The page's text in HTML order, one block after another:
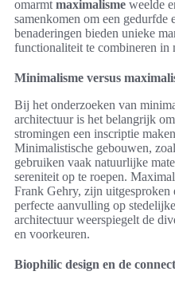
omarmt maximalisme weelde
samenkomen om een gedurfde
benaderingen bieden unieke
functionaliteit te combineren in
Minimalisme versus
Bij het onderzoeken van
architectuur is het belangrijk
stromingen een inscriptie
Minimalistische gebouwen,
gebruiken vaak natuurlijke
sereniteit op te roepen.
Frank Gehry, zijn uitgesproken
perfecte aanvulling op
architectuur weerspiegelt de
en voorkeuren.
Biophilic design en de